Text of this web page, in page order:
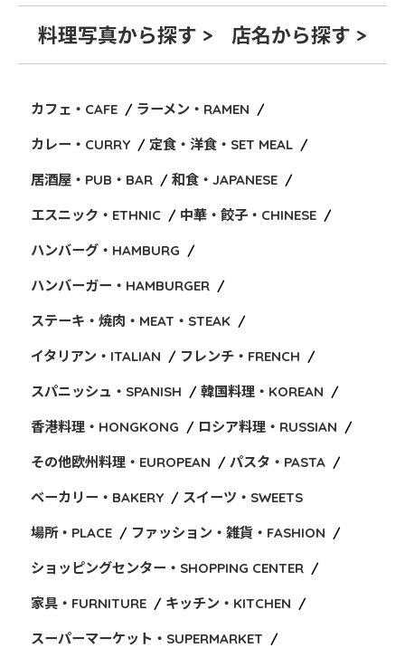
料理写真から探す > 店名から探す >
カフェ・CAFE ラーメン・RAMEN
カレー・CURRY 定食・洋食・SET MEAL
居酒屋・PUB・BAR 和食・JAPANESE
エスニック・ETHNIC 中華・餃子・CHINESE
ハンバーグ・HAMBURG
ハンバーガー・HAMBURGER
ステーキ・焼肉・MEAT・STEAK
イタリアン・ITALIAN フレンチ・FRENCH
スパニッシュ・SPANISH 韓国料理・KOREAN
香港料理・HONGKONG ロシア料理・RUSSIAN
その他欧州料理・EUROPEAN パスタ・PASTA
ベーカリー・BAKERY スイーツ・SWEETS
場所・PLACE ファッション・雑貨・FASHION
ショッピングセンター・SHOPPING CENTER
家具・FURNITURE キッチン・KITCHEN
スーパーマーケット・SUPERMARKET